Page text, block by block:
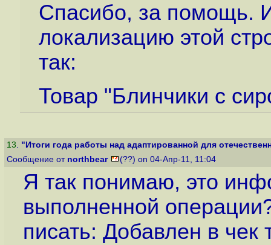
Спасибо, за помощь.
локализацию этой
так:
Товар "Блинчики с
13. "Итоги года работы над адаптированной для
Сообщение от northbear (??) on 04-Апр-11, 11:04
Я так понимаю, это
выполненной
писать: Добавлен в чек